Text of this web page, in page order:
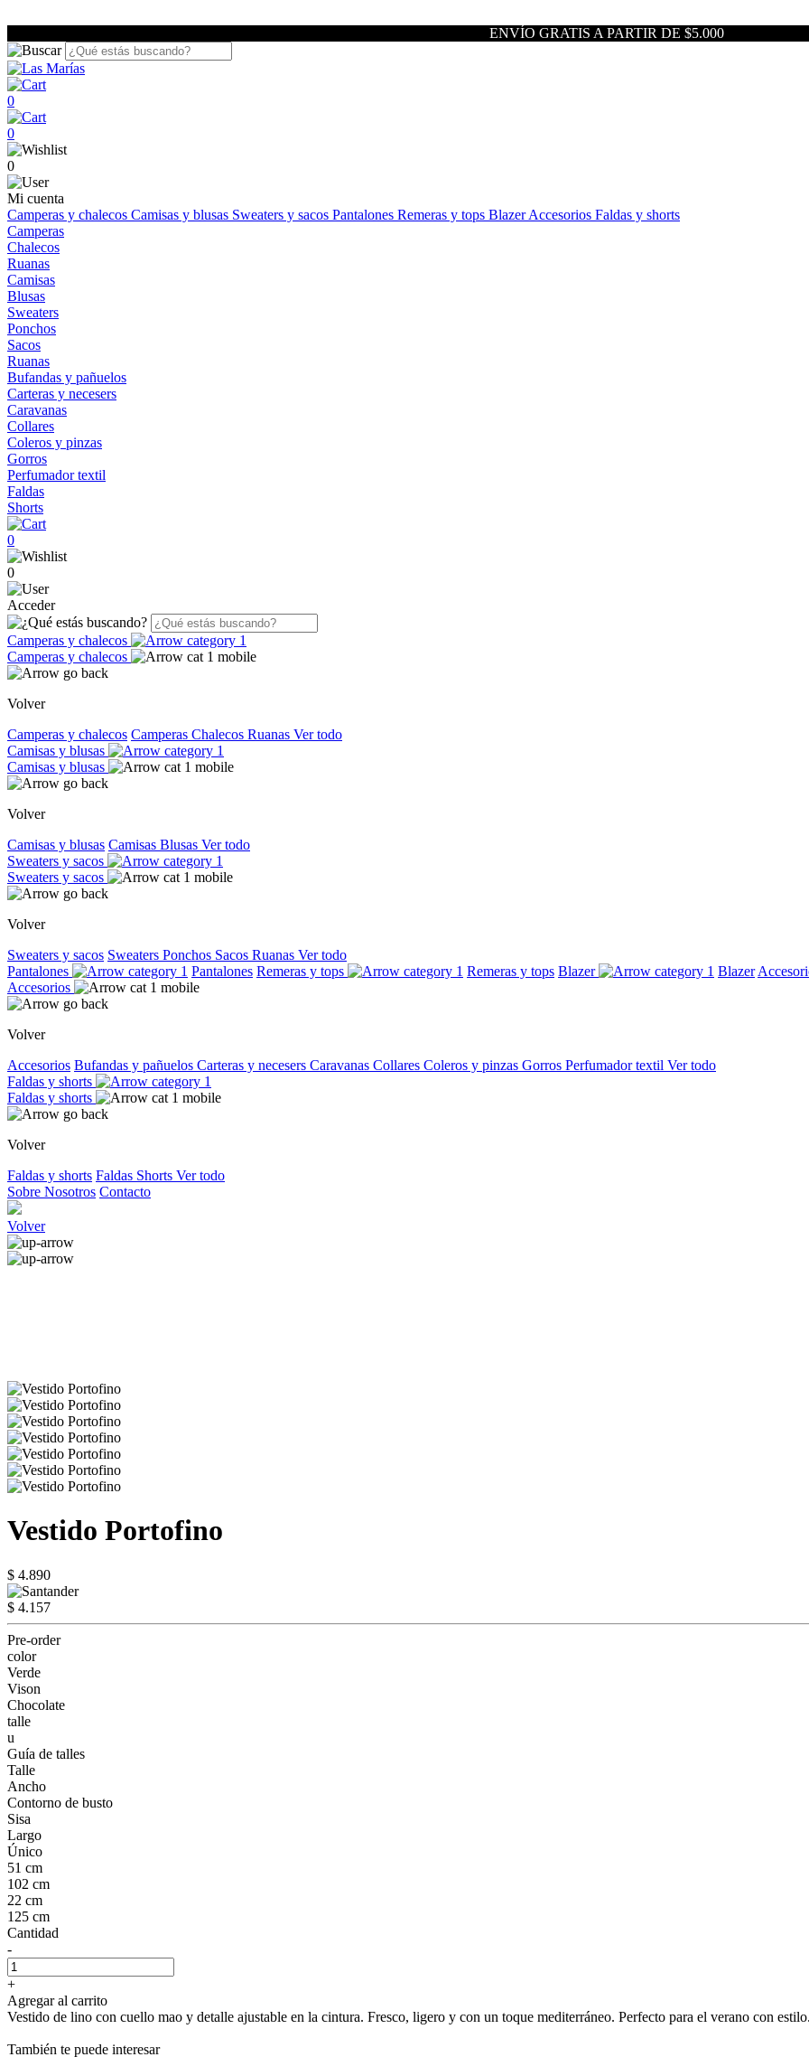
ENVÍO GRATIS A PARTIR DE $5.000
0
0
0
Mi cuenta
Camperas y chalecos Camisas y blusas Sweaters y sacos Pantalones Remeras y tops BlazerAccesorios Faldas y shorts
Camperas
Chalecos
Ruanas
Camisas
Blusas
Sweaters
Ponchos
Sacos
Ruanas
Bufandas y pañuelos
Carteras y necesers
Caravanas
Collares
Coleros y pinzas
Gorros
Perfumador textil
Faldas
Shorts
0
0
Acceder
Camperas y chalecos
Camperas y chalecos
Volver
Camperas y chalecos Camperas Chalecos Ruanas Ver todo
Camisas y blusas
Camisas y blusas
Volver
Camisas y blusas Camisas Blusas Ver todo
Sweaters y sacos
Sweaters y sacos
Volver
Sweaters y sacos Sweaters Ponchos Sacos Ruanas Ver todo
Pantalones
Pantalones Remeras y tops Remeras y tops Blazer Blazer
Accesorios
Volver
Accesorios Bufandas y pañuelos Carteras y necesers Caravanas Collares Coleros y pinzas Gorros Perfumador textil Ver todo
Faldas y shorts
Faldas y shorts
Volver
Faldas y shorts Faldas Shorts Ver todo
Sobre Nosotros Contacto
Volver
Vestido Portofino
$ 4.890
$ 4.157
Pre-order
color
Verde
Vison
Chocolate
talle
u
Guía de talles
Talle
Ancho
Contorno de busto
Sisa
Largo
Único
51 cm
102 cm
22 cm
125 cm
Cantidad
-
+
Agregar al carrito
Vestido de lino con cuello mao y detalle ajustable en la cintura. Fresco, ligero y con un toque mediterráneo. Perfecto para el verano con
También te puede interesar